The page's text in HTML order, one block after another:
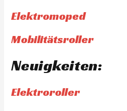
Elektromoped
Mobilitätsroller
Neuigkeiten:
Elektroroller